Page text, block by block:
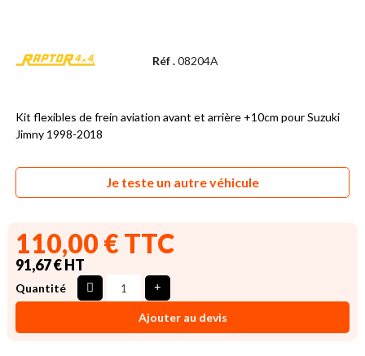
Réf .08204A
Kit flexibles de frein aviation avant et arrière +10cm pour Suzuki
Jimny 1998-2018
Je teste un autre véhicule
110,00 € TTC
91,67 € HT
Quantité
Ajouter au devis